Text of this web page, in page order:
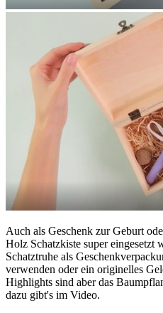
Auch als Geschenk zur Geburt
Holz Schatzkiste super eingesetzt
Schatztruhe als
verwenden oder ein originelles
Highlights sind aber das
dazu gibt's im Video.